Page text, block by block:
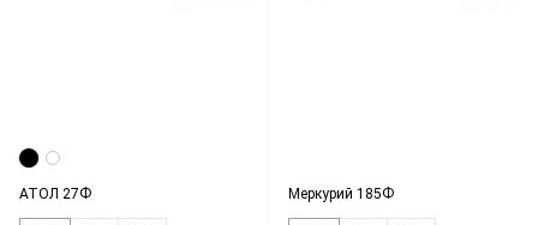
АТОЛ 27Ф Меркурий 185Ф